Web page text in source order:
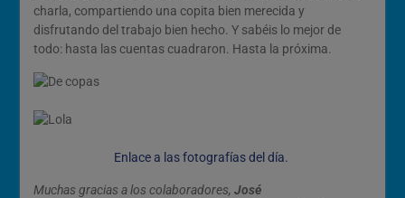
charla, compartiendo una copita bien merecida y
disfrutando del trabajo bien hecho. Y sabéis lo mejor de
todo: hasta las cuentas cuadraron. Hasta la próxima.
Enlace a las fotografías del día.
Muchas gracias a los colaboradores, José